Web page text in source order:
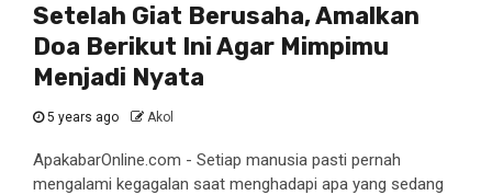
Setelah Giat Berusaha, Amalkan
Doa Berikut Ini Agar Mimpimu
Menjadi Nyata
5 years ago Akol
ApakabarOnline.com - Setiap manusia pasti pernah
mengalami kegagalan saat menghadapi apa yang sedang